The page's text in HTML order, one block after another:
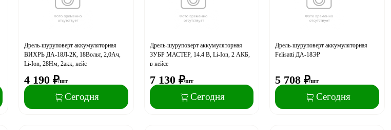
Дрель-шуруповерт аккумуляторная
ВИХРЬ ДА-18Л-2К, 18Вольт, 2,0Ач,
Li-Ion, 28Нм, 2акк, кейс
4 190 ₽/шт
Сегодня
Дрель-шуруповерт аккумуляторная
ЗУБР МАСТЕР, 14.4 В, Li-Ion, 2 АКБ,
в кейсе
7 130 ₽/шт
Сегодня
Дрель-шуруповерт аккумуляторная
Felisatti ДА-18ЭР
5 708 ₽/шт
Сегодня